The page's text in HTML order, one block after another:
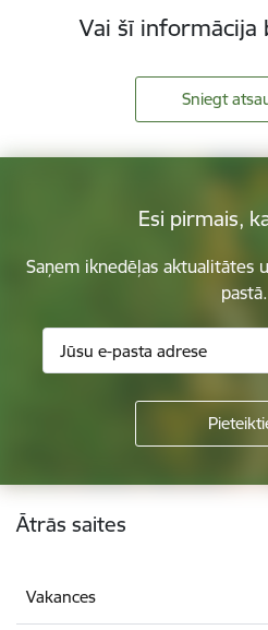
Vai šī informācija
Sniegt
Esi pirmais,
Saņem iknedēļas aktualitātes
pastā.
Kājene
Ātrās saites
Vakances